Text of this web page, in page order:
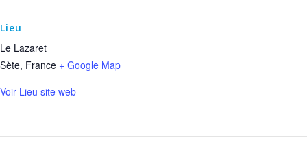
Lieu
Le Lazaret
Sète, France + Google Map
Voir Lieu site web